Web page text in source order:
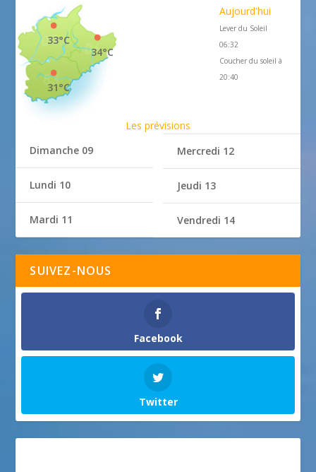
34°C
33°C
31°C
Aujourd'hui
Lever du Soleil
06:32
Coucher du soleil à
20:40
Les prévisions
Dimanche 09
Lundi 10
Mardi 11
Mercredi 12
Jeudi 13
Vendredi 14
SUIVEZ-NOUS
Facebook
Twitter